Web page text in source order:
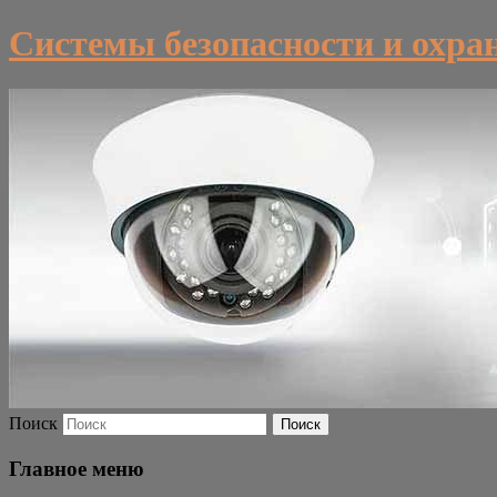
Системы безопасности и
Поиск
Главное меню